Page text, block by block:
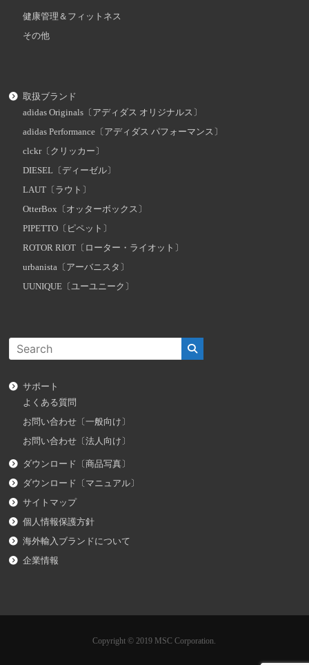
健康管理＆フィットネス
その他
取扱ブランド
adidas Originals〔アディダス オリジナルス〕
adidas Performance〔アディダス パフォーマンス〕
clckr〔クリッカー〕
DIESEL〔ディーゼル〕
LAUT〔ラウト〕
OtterBox〔オッターボックス〕
PIPETTO〔ピペット〕
ROTOR RIOT〔ローター・ライオット〕
urbanista〔アーバニスタ〕
UUNIQUE〔ユーユニーク〕
サポート
よくある質問
お問い合わせ〔一般向け〕
お問い合わせ〔法人向け〕
ダウンロード〔商品写真〕
ダウンロード〔マニュアル〕
サイトマップ
個人情報保護方針
海外輸入ブランドについて
企業情報
Copyright © 2019 MSC Corporation.